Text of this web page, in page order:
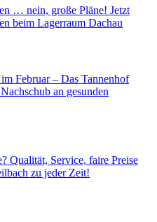
… nein, große Pläne! Jetzt
beim Lagerraum Dachau
Februar – Das Tannenhof
an gesunden
Qualität, Service, faire Preise
zu jeder Zeit!